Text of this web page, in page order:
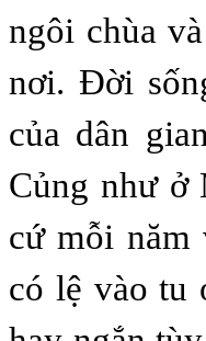
ngôi chùa
nơi. Ðời
của dân
Củng như ở
cứ mỗi năm
có lệ vào tu